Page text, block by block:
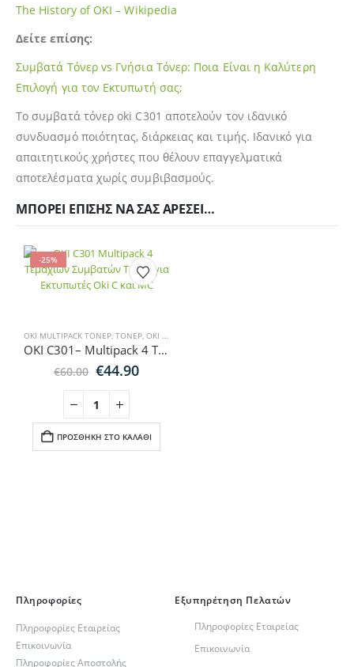
The History of OKI – Wikipedia
Δείτε επίσης:
Συμβατά Τόνερ vs Γνήσια Τόνερ: Ποια Είναι η Καλύτερη
Επιλογή για τον Εκτυπωτή σας;
Το συμβατά τόνερ oki C301 αποτελούν τον ιδανικό
συνδυασμό ποιότητας, διάρκειας και τιμής. Ιδανικό για
απαιτητικούς χρήστες που θέλουν επαγγελματικά
αποτελέσματα χωρίς συμβιβασμούς.
ΜΠΟΡΕΊ ΕΠΊΣΗΣ ΝΑ ΣΑΣ ΑΡΈΣΕΙ…
-25%
OKI MULTIPACK ΤΌΝΕΡ, ΤΌΝΕΡ, OKI ΤΌΝΕΡ ΕΚΤΥΠΩΤΏΝ
OKI C301– Multipack 4 Τεμάχιών Συμβατών Τόνερ για Εκτυπωτές Oki C και MC
€60.00 Original
was:
€60.00.
€44.90Η
€44.90.
ΠΡΟΣΘΉΚΗ ΣΤΟ ΚΑΛΆΘΙ
Πληροφορίες
Πληροφορίες Εταιρείας
Επικοινωνία
Πληροφορίες Αποστολής
Εξυπηρέτηση Πελατών
Πληροφορίες Εταιρείας
Επικοινωνία